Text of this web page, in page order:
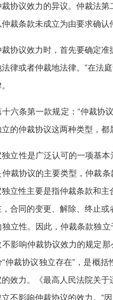
协议效力的异议。仲裁法
裁条款未成立为由要求确
协议效力时，首先要确定
律或者仲裁地法律。”在法
六条第一款规定：“仲裁协
的仲裁协议这两种类型，都
立性是广泛认可的一项基
裁协议的主要类型，仲裁
独立性主要是指仲裁条款和
合同的变更、解除、终止
立性。因此，仲裁条款独
影响仲裁协议效力的规定
仲裁协议独立存在”，是概
效力。《最高人民法院关
不影响仲裁协议的效力。”